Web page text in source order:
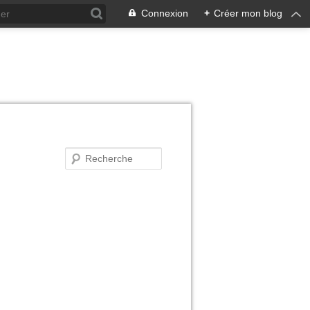
Connexion + Créer mon blog